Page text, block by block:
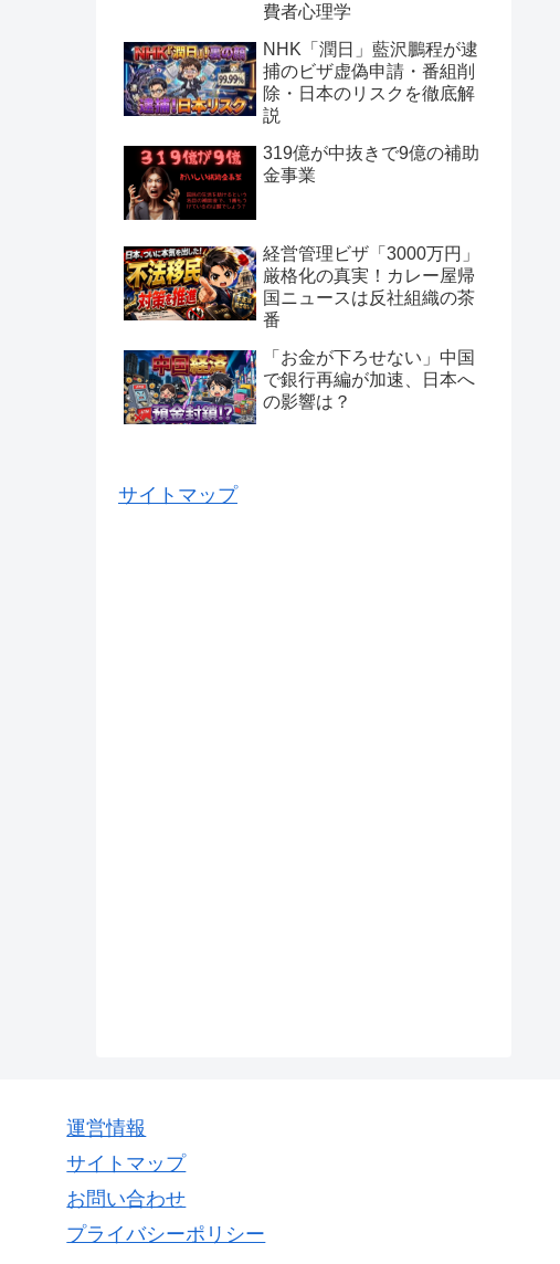
費者心理学
NHK「潤日」藍沢鵬程が逮
捕のビザ虚偽申請・番組削
除・日本のリスクを徹底解
説
319億が中抜きで9億の補助
金事業
経営管理ビザ「3000万円」
厳格化の真実！カレー屋帰
国ニュースは反社組織の茶
番
「お金が下ろせない」中国
で銀行再編が加速、日本へ
の影響は？
サイトマップ
運営情報
サイトマップ
お問い合わせ
プライバシーポリシー